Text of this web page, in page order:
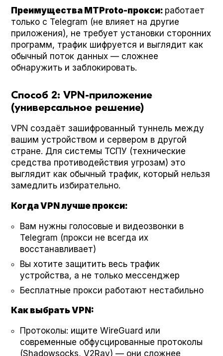
Преимущества MTPro­to-прокси: работает
только с Telegram (не влияет на другие
приложения), не требует установки сторонних
программ, трафик шифруется и выглядит как
обычный поток данных — сложнее
обнаружить и заблокировать.
Способ 2: VPN-приложение
(универсальное решение)
VPN создаёт зашифрованный туннель между
вашим устройством и сервером в другой
стране. Для системы ТСПУ (технические
средства противодействия угрозам) это
выглядит как обычный трафик, который нельзя
замедлить избирательно.
Когда VPN лучше прокси:
Вам нужны голосовые и видеозвонки в
Telegram (прокси не всегда их
восстанавливает)
Вы хотите защитить весь трафик
устройства, а не только мессенджер
Бесплатные прокси работают нестабильно
Как выбрать VPN:
Протоколы: ищите Wire­Guard или
современные обфусцированные протоколы
(Shad­ow­socks, V2Ray) — они сложнее